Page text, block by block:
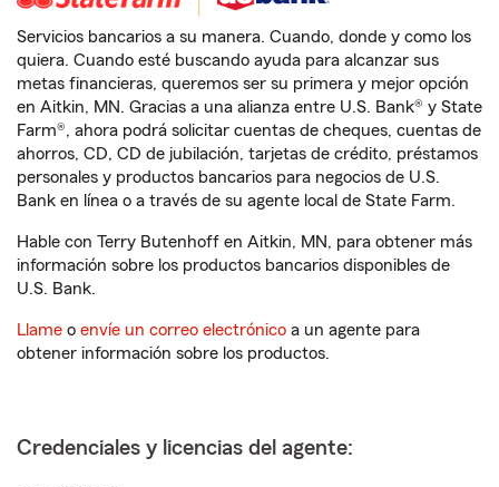
Servicios bancarios a su manera. Cuando, donde y como los
quiera. Cuando esté buscando ayuda para alcanzar sus
metas financieras, queremos ser su primera y mejor opción
en Aitkin, MN. Gracias a una alianza entre U.S. Bank® y State
Farm®, ahora podrá solicitar cuentas de cheques, cuentas de
ahorros, CD, CD de jubilación, tarjetas de crédito, préstamos
personales y productos bancarios para negocios de U.S.
Bank en línea o a través de su agente local de State Farm.
Hable con Terry Butenhoff en Aitkin, MN, para obtener más
información sobre los productos bancarios disponibles de
U.S. Bank.
Llame o envíe un correo electrónico a un agente para
obtener información sobre los productos.
Credenciales y licencias del agente: